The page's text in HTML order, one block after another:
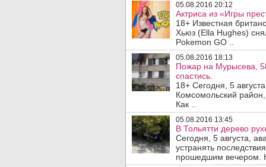
05.08.2016 20:12
Актриса из «Игры
18+ Известная
Хьюз (Ella Hughes)
Pokemon GO ..
05.08.2016 18:13
Пожар на Мурысева,
спастись.
18+ Сегодня, 5
Комсомольский
Как ..
05.08.2016 13:45
В Тольятти дерево
Сегодня, 5 августа,
устранять
прошедшим вечером.